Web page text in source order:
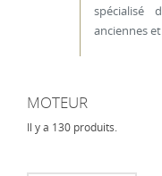
spécialisé
anciennes
MOTEUR
Il y a 130 produits.